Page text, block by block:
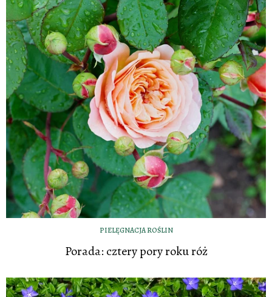
PIELĘGNACJA ROŚLIN
Porada: cztery pory roku róż